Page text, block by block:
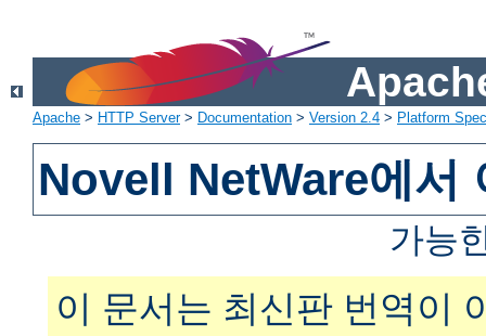
Apache > HTTP Server> Documentation > Version 2.4 > Platform
Novell NetWare에서
가능
이 문서는 최신판 번역이